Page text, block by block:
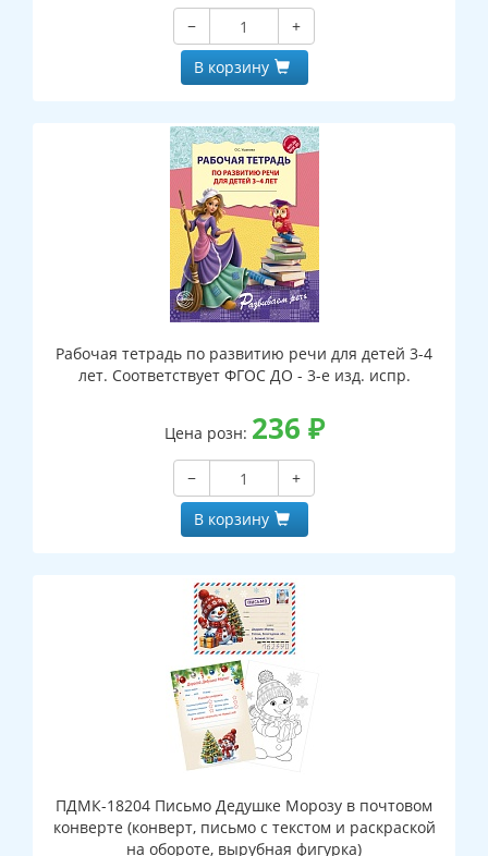
−
+
В корзину
Рабочая тетрадь по развитию речи для детей 3-4
лет. Соответствует ФГОС ДО - 3-е изд. испр.
Цена розн: 236 ₽
−
+
В корзину
ПДМК-18204 Письмо Дедушке Морозу в почтовом
конверте (конверт, письмо с текстом и раскраской
на обороте, вырубная фигурка)